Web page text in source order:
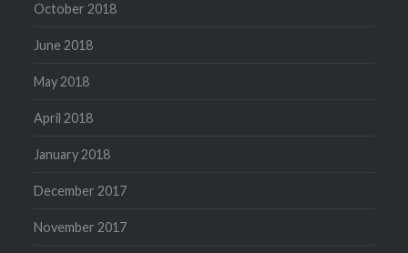
October 2018
June 2018
May 2018
April 2018
January 2018
December 2017
November 2017